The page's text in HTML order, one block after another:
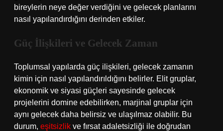
bireylerin neye değer verdiğini ve gelecek planlarını
nasıl yapılandırdığını derinden etkiler.
Güç İlişkileri ve Gelecek Zaman
Toplumsal yapılarda güç ilişkileri, gelecek zamanın
kimin için nasıl yapılandırıldığını belirler. Elit gruplar,
ekonomik ve siyasi güçleri sayesinde gelecek
projelerini domine edebilirken, marjinal gruplar için
aynı gelecek daha belirsiz ve ulaşılmaz olabilir. Bu
durum, eşitsizlik ve fırsat adaletsizliği ile doğrudan